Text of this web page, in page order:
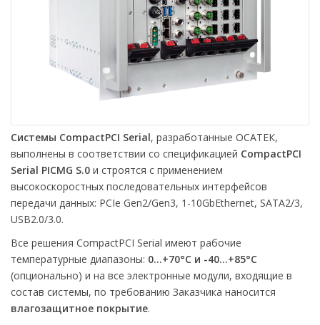
Системы CompactPCI Serial, разработанные ОСАТЕК,
выполнены в соответствии со спецификацией CompactPCI
Serial PICMG S.0 и строятся с применением
высокоскоростных последовательных интерфейсов
передачи данных: PCIe Gen2/Gen3, 1-10GbEthernet, SATA2/3,
USB2.0/3.0.
Все решения CompactPCI Serial имеют рабочие
температурные диапазоны: 0…+70°С и -40…+85°С
(опционально) и на все электронные модули, входящие в
состав системы, по требованию Заказчика наносится
влагозащитное покрытие.